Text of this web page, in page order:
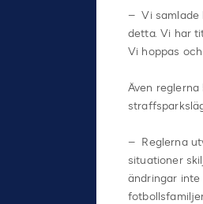
– Vi samlade
detta. Vi har
Vi hoppas
Även
– Reglerna
situationer
ändringar